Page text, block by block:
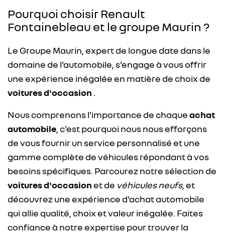
Pourquoi choisir Renault
Fontainebleau et le groupe Maurin ?
Le Groupe Maurin, expert de longue date dans le
domaine de l'automobile, s'engage à vous offrir
une expérience inégalée en matière de choix de
voitures d'occasion .
Nous comprenons l'importance de chaqueachat
automobile , c'est pourquoi nous nous efforçons
de vous fournir un service personnalisé et une
gamme complète de véhicules répondant à vos
besoins spécifiques. Parcourez notre sélection de
voitures d'occasionet de véhicules neufs, et
découvrez une expérience d'achat automobile
qui allie qualité, choix et valeur inégalée. Faites
confiance à notre expertise pour trouver la